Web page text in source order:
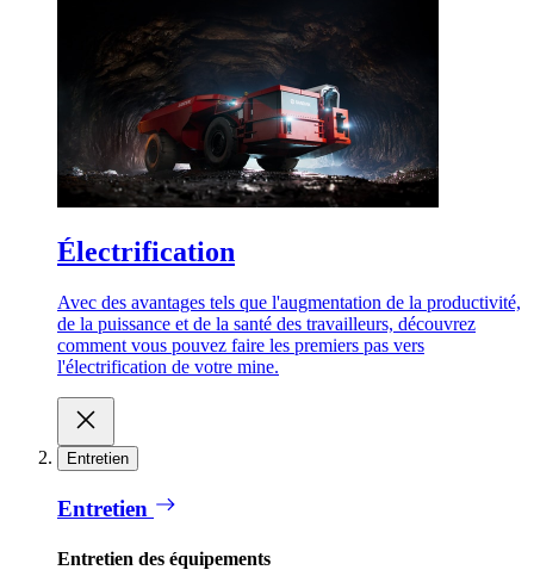
Électrification
Avec des avantages tels que l'augmentation de la productivité,
de la puissance et de la santé des travailleurs, découvrez
comment vous pouvez faire les premiers pas vers
l'électrification de votre mine.
Entretien
Entretien
Entretien des équipements